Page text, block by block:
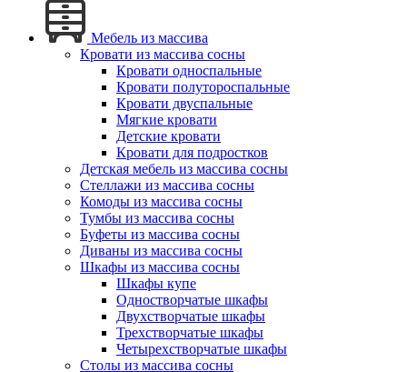
Мебель из массива
Кровати из массива сосны
Кровати односпальные
Кровати полутороспальные
Кровати двуспальные
Мягкие кровати
Детские кровати
Кровати для подростков
Детская мебель из массива сосны
Стеллажи из массива сосны
Комоды из массива сосны
Тумбы из массива сосны
Буфеты из массива сосны
Диваны из массива сосны
Шкафы из массива сосны
Шкафы купе
Одностворчатые шкафы
Двухстворчатые шкафы
Трехстворчатые шкафы
Четырехстворчатые шкафы
Столы из массива сосны